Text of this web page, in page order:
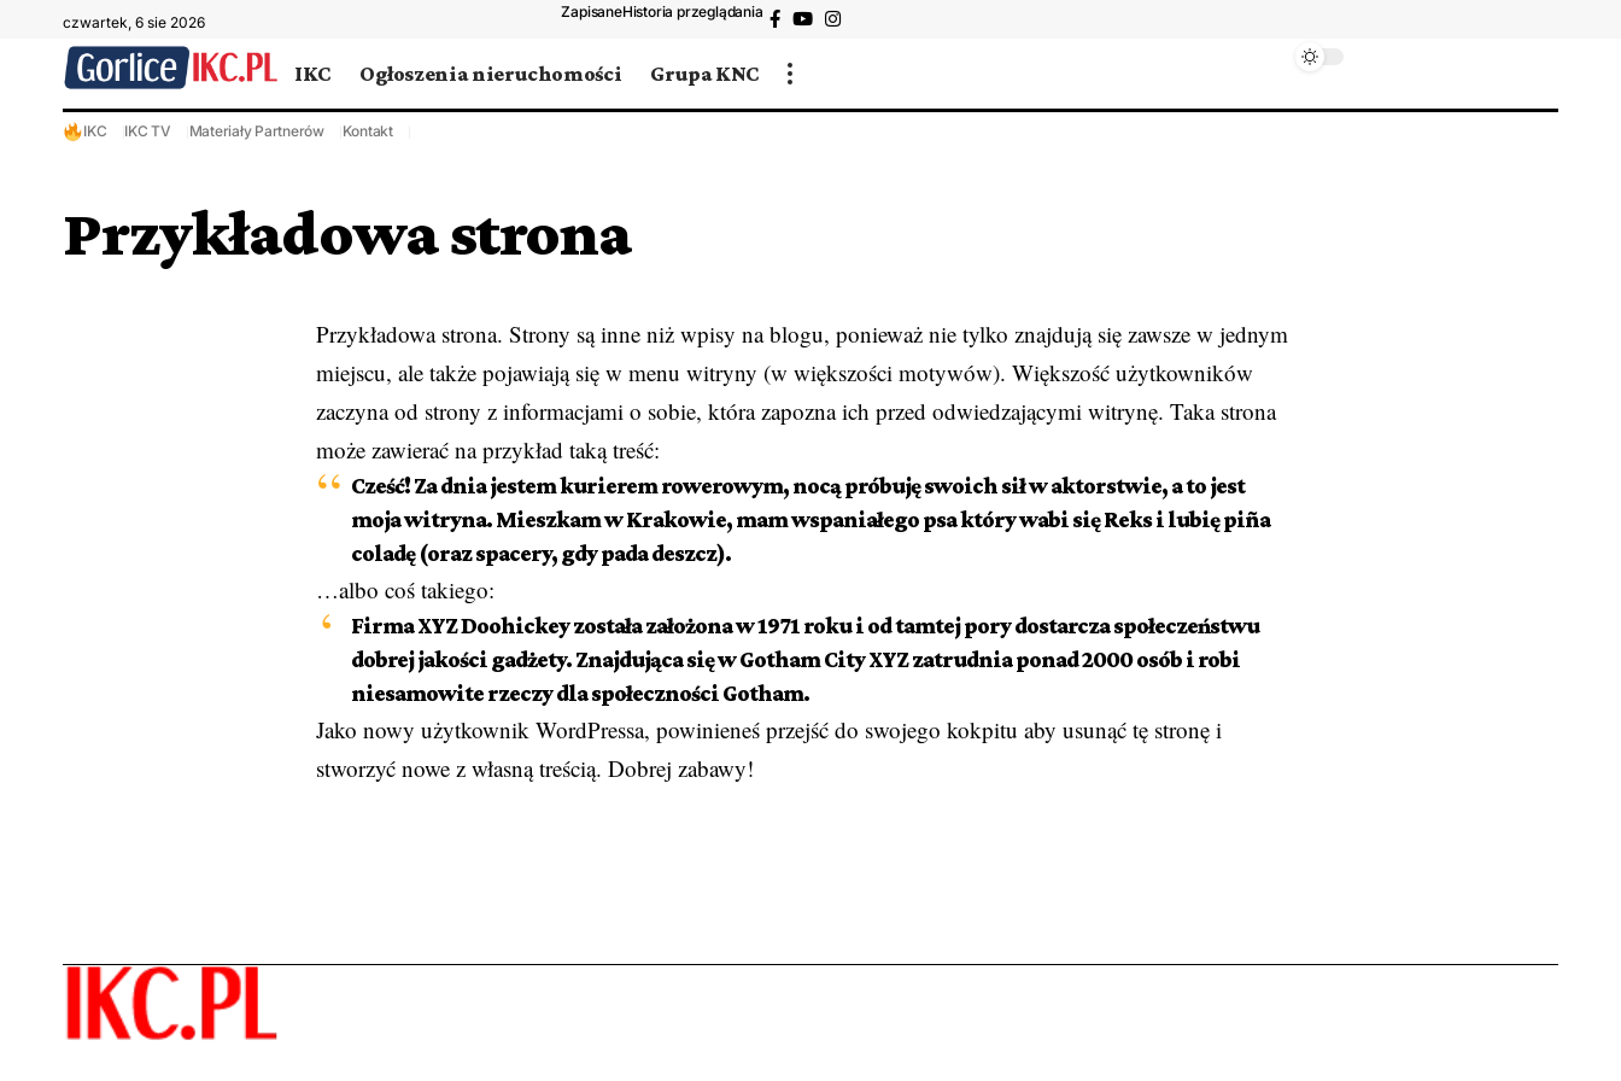
czwartek, 6 sie 2026
ZapisaneHistoria przeglądania
IKC Ogłoszenia nieruchomości Grupa KNC
IKC IKC TV Materiały Partnerów Kontakt
Przykładowa strona
Przykładowa strona. Strony są inne niż wpisy na blogu, ponieważ nie tylko znajdują się zawsze w jednym
miejscu, ale także pojawiają się w menu witryny (w większości motywów). Większość użytkowników
zaczyna od strony z informacjami o sobie, która zapozna ich przed odwiedzającymi witrynę. Taka strona
może zawierać na przykład taką treść:
Cześć! Za dnia jestem kurierem rowerowym, nocą próbuję swoich sił w aktorstwie, a to jest
moja witryna. Mieszkam w Krakowie, mam wspaniałego psa który wabi się Reks i lubię piña
coladę (oraz spacery, gdy pada deszcz).
…albo coś takiego:
Firma XYZ Doohickey została założona w 1971 roku i od tamtej pory dostarcza społeczeństwu
dobrej jakości gadżety. Znajdująca się w Gotham City XYZ zatrudnia ponad 2000 osób i robi
niesamowite rzeczy dla społeczności Gotham.
Jako nowy użytkownik WordPressa, powinieneś przejść do swojego kokpitu aby usunąć tę stronę i
stworzyć nowe z własną treścią. Dobrej zabawy!